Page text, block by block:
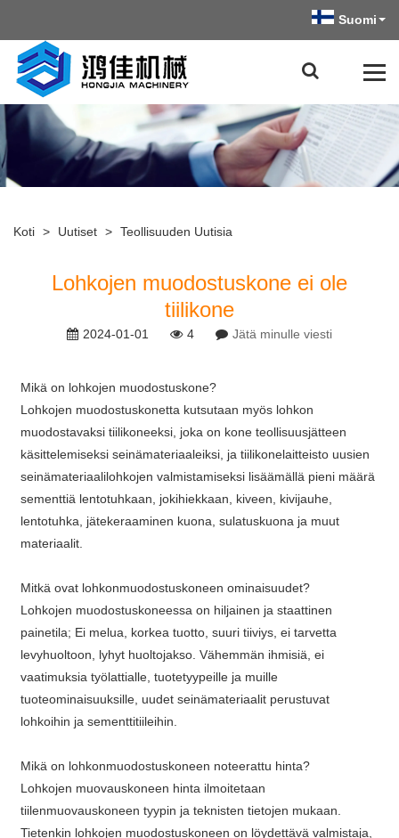
Suomi
Koti > Uutiset > Teollisuuden Uutisia
Lohkojen muodostuskone ei ole
tiilikone
2024-01-01 4 Jätä minulle viesti
Mikä on lohkojen muodostuskone?
Lohkojen muodostuskonetta kutsutaan myös lohkon
muodostavaksi tiilikoneeksi, joka on kone teollisuusjätteen
käsittelemiseksi seinämateriaaleiksi, ja tiilikonelaitteisto uusien
seinämateriaalilohkojen valmistamiseksi lisäämällä pieni määrä
sementtiä lentotuhkaan, jokihiekkaan, kiveen, kivijauhe,
lentotuhka, jätekeraaminen kuona, sulatuskuona ja muut
materiaalit.
Mitkä ovat lohkonmuodostuskoneen ominaisuudet?
Lohkojen muodostuskoneessa on hiljainen ja staattinen
painetila; Ei melua, korkea tuotto, suuri tiiviys, ei tarvetta
levyhuoltoon, lyhyt huoltojakso. Vähemmän ihmisiä, ei
vaatimuksia työlattialle, tuotetyypeille ja muille
tuoteominaisuuksille, uudet seinämateriaalit perustuvat
lohkoihin ja sementtitiileihin.
Mikä on lohkonmuodostuskoneen noteerattu hinta?
Lohkojen muovauskoneen hinta ilmoitetaan
tiilenmuovauskoneen tyypin ja teknisten tietojen mukaan.
Tietenkin lohkojen muodostuskoneen on löydettävä valmistaja,